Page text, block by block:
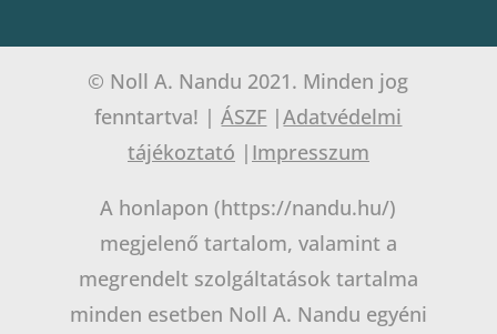
© Noll A. Nandu 2021. Minden jog
fenntartva! |ÁSZF |Adatvédelmi
tájékoztató | Impresszum
A honlapon (https://nandu.hu/)
megjelenő tartalom, valamint a
megrendelt szolgáltatások tartalma
minden esetben Noll A. Nandu egyéni